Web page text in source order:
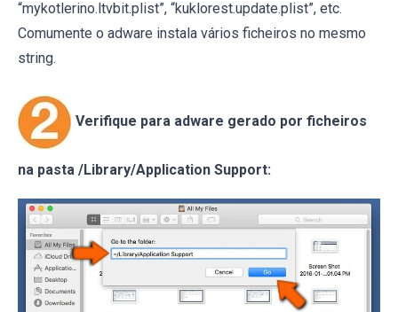
“mykotlerino.ltvbit.plist”, “kuklorest.update.plist”, etc.
Comumente o adware instala vários ficheiros no mesmo
string.
Verifique para adware gerado por ficheiros
na pasta /Library/Application Support: